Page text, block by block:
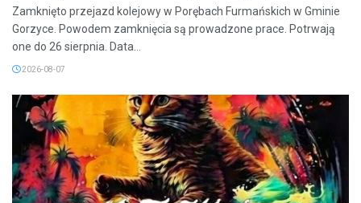
Zamknięto przejazd kolejowy w Porębach Furmańskich w Gminie
Gorzyce. Powodem zamknięcia są prowadzone prace. Potrwają
one do 26 sierpnia. Data...
2026-08-07